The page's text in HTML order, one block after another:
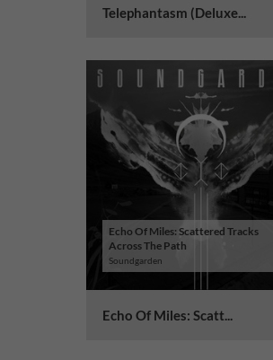
Telephantasm (Deluxe...
Echo Of Miles: Scattered Tracks
Across The Path
Soundgarden
Echo Of Miles: Scatt...